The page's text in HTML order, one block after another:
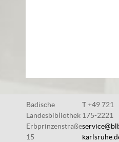
Badische
Landesbibliothek
Erbprinzenstraße
15
T +49 721
175-2221